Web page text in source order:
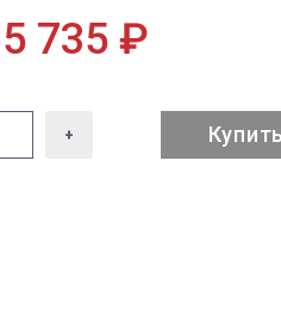
735 ₽
+ Купить